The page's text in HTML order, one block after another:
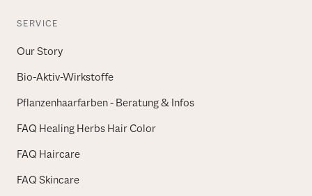
SERVICE
Our Story
Bio-Aktiv-Wirkstoffe
Pflanzenhaarfarben - Beratung & Infos
FAQ Healing Herbs Hair Color
FAQ Haircare
FAQ Skincare